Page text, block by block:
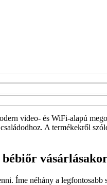
video- és WiFi-alapú
A termékekről
bébiőr
Íme néhány a legfontosabb